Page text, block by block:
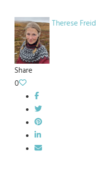
Therese Freid
Share
0